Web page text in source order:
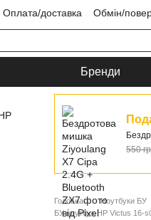
Оплата/доставка Обмін/
Бренди
550
Головна Ноутбуки БУ
БУ ноутбук HP Victus 16-